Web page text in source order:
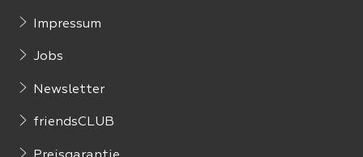
Impressum
Jobs
Newsletter
friendsCLUB